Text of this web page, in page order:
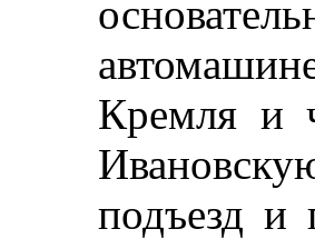
Кремля и
подъезд и